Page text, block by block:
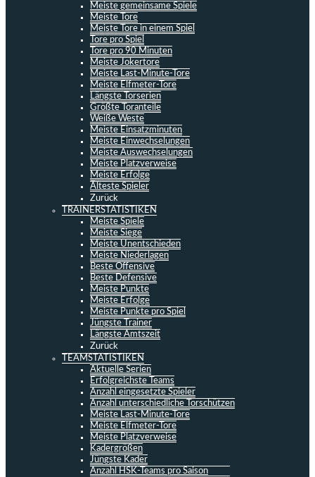
Meiste gemeinsame Spiele
Meiste Tore
Meiste Tore in einem Spiel
Tore pro Spiel
Tore pro 90 Minuten
Meiste Jokertore
Meiste Last-Minute-Tore
Meiste Elfmeter-Tore
Längste Torserien
Größte Toranteile
Weiße Weste
Meiste Einsatzminuten
Meiste Einwechselungen
Meiste Auswechselungen
Meiste Platzverweise
Meiste Erfolge
Älteste Spieler
Zurück
TRAINERSTATISTIKEN
Meiste Spiele
Meiste Siege
Meiste Unentschieden
Meiste Niederlagen
Beste Offensive
Beste Defensive
Meiste Punkte
Meiste Erfolge
Meiste Punkte pro Spiel
Jüngste Trainer
Längste Amtszeit
Zurück
TEAMSTATISTIKEN
Aktuelle Serien
Erfolgreichste Teams
Anzahl eingesetzte Spieler
Anzahl unterschiedliche Torschützen
Meiste Last-Minute-Tore
Meiste Elfmeter-Tore
Meiste Platzverweise
Kadergrößen
Jüngste Kader
Anzahl HSK-Teams pro Saison